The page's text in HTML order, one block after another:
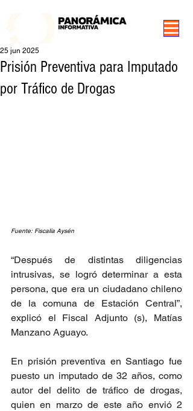
Prisión Preventiva para Imputado
por Tráfico de Drogas
25 jun 2025
Fuente: Fiscalía Aysén
“Después de distintas diligencias
intrusivas, se logró determinar a esta
persona, que era un ciudadano chileno
de la comuna de Estación Central”,
explicó el Fiscal Adjunto (s), Matías
Manzano Aguayo.
En prisión preventiva en Santiago fue
puesto un imputado de 32 años, como
autor del delito de tráfico de drogas,
quien en marzo de este año envió 2